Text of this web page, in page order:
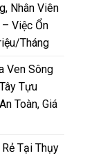
Nhân Viên
Việc Ổn
Tháng
Ven Sông
Tựu
Toàn, Giá
Tại Thụy